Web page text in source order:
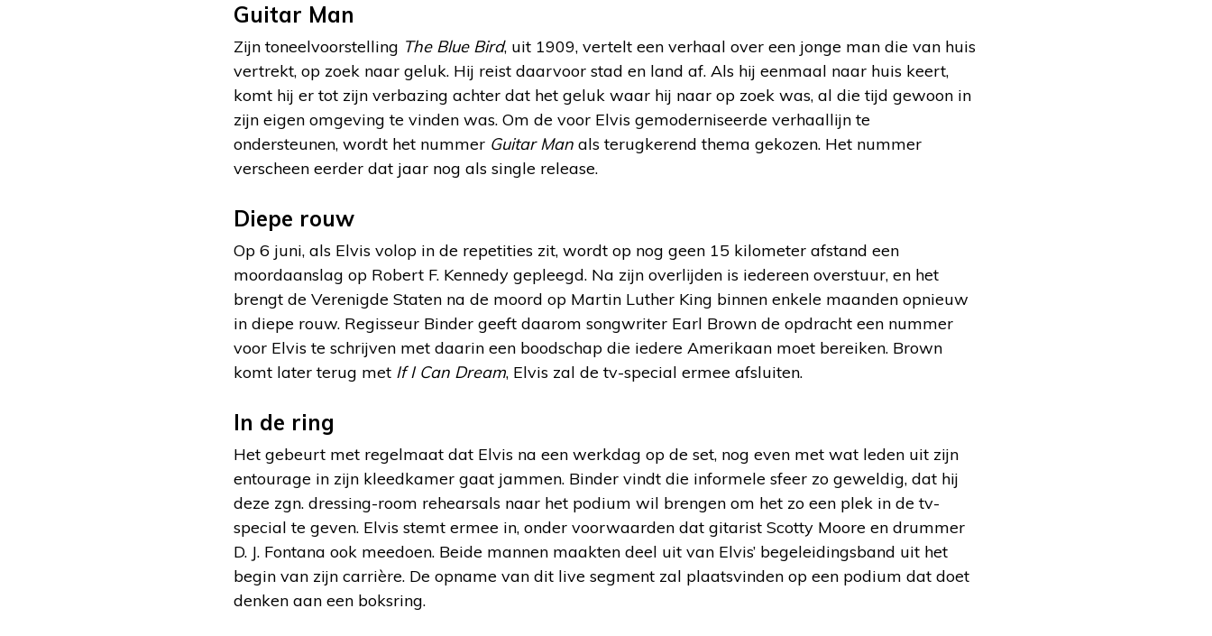
Guitar Man
Zijn toneelvoorstelling The Blue Bird, uit 1909, vertelt een verhaal over een jonge man die van huis
vertrekt, op zoek naar geluk. Hij reist daarvoor stad en land af. Als hij eenmaal naar huis keert,
komt hij er tot zijn verbazing achter dat het geluk waar hij naar op zoek was, al die tijd gewoon in
zijn eigen omgeving te vinden was. Om de voor Elvis gemoderniseerde verhaallijn te
ondersteunen, wordt het nummer Guitar Man als terugkerend thema gekozen. Het nummer
verscheen eerder dat jaar nog als single release.
Diepe rouw
Op 6 juni, als Elvis volop in de repetities zit, wordt op nog geen 15 kilometer afstand een
moordaanslag op Robert F. Kennedy gepleegd. Na zijn overlijden is iedereen overstuur, en het
brengt de Verenigde Staten na de moord op Martin Luther King binnen enkele maanden opnieuw
in diepe rouw. Regisseur Binder geeft daarom songwriter Earl Brown de opdracht een nummer
voor Elvis te schrijven met daarin een boodschap die iedere Amerikaan moet bereiken. Brown
komt later terug met If I Can Dream, Elvis zal de tv-special ermee afsluiten.
In de ring
Het gebeurt met regelmaat dat Elvis na een werkdag op de set, nog even met wat leden uit zijn
entourage in zijn kleedkamer gaat jammen. Binder vindt die informele sfeer zo geweldig, dat hij
deze zgn. dressing-room rehearsals naar het podium wil brengen om het zo een plek in de tv-
special te geven. Elvis stemt ermee in, onder voorwaarden dat gitarist Scotty Moore en drummer
D. J. Fontana ook meedoen. Beide mannen maakten deel uit van Elvis’ begeleidingsband uit het
begin van zijn carrière. De opname van dit live segment zal plaatsvinden op een podium dat doet
denken aan een boksring.